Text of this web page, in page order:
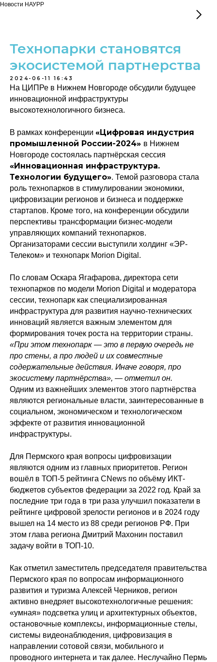
Новости НАУРР
Технопарки становятся
экосистемой партнерства
2024-06-11 16:43
На ЦИПРе в Нижнем Новгороде обсудили будущее
инновационной инфраструктуры
высокотехнологичного бизнеса.
В рамках конференции «Цифровая индустрия
промышленной России-2024» в Нижнем
Новгороде состоялась партнёрская сессия
«Инновационная инфраструктура.
Технологии будущего». Темой разговора стала
роль технопарков в стимулировании экономики,
цифровизации регионов и бизнеса и поддержке
стартапов. Кроме того, на конференции обсудили
перспективы трансформации бизнес-модели
управляющих компаний технопарков.
Организаторами сессии выступили холдинг «ЭР-
Телеком» и технопарк Morion Digital.
По словам Оскара Ягафарова, директора сети
технопарков по модели Morion Digital и модератора
сессии, технопарк как специализированная
инфраструктура для развития научно-технических
инноваций является важным элементом для
формирования точек роста на территории страны.
«При этом технопарк — это в первую очередь не
про стены, а про людей и их совместные
содержательные действия. Иначе говоря, про
экосистему партнёрства», — отметил он.
Одним из важнейших элементов этого партнёрства
являются региональные власти, заинтересованные в
социальном, экономическом и технологическом
эффекте от развития инновационной
инфраструктуры.
Для Пермского края вопросы цифровизации
являются одним из главных приоритетов. Регион
вошёл в ТОП-5 рейтинга CNews по объёму ИКТ-
бюджетов субъектов федерации за 2022 год. Край за
последние три года в три раза улучшил показатели в
рейтинге цифровой зрелости регионов и в 2024 году
вышел на 14 место из 88 среди регионов РФ. При
этом глава региона Дмитрий Махонин поставил
задачу войти в ТОП-10.
Как отметил заместитель председателя правительства
Пермского края по вопросам информационного
развития и туризма Алексей Черников, регион
активно внедряет высокотехнологичные решения:
«умная» подсветка улиц и архитектурных объектов,
остановочные комплексы, информационные стелы,
системы видеонаблюдения, цифровизация в
направлении сотовой связи, мобильного и
проводного интернета и так далее. Неслучайно Пермь